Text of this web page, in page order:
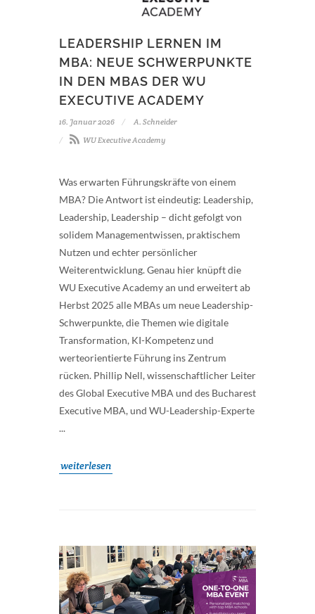
LEADERSHIP LERNEN IM
MBA: NEUE SCHWERPUNKTE
IN DEN MBAS DER WU
EXECUTIVE ACADEMY
16. Januar 2026
A. Schneider
WU Executive Academy
Was erwarten Führungskräfte von einem
MBA? Die Antwort ist eindeutig: Leadership,
Leadership, Leadership – dicht gefolgt von
solidem Managementwissen, praktischem
Nutzen und echter persönlicher
Weiterentwicklung. Genau hier knüpft die
WU Executive Academy an und erweitert ab
Herbst 2025 alle MBAs um neue Leadership-
Schwerpunkte, die Themen wie digitale
Transformation, KI-Kompetenz und
werteorientierte Führung ins Zentrum
rücken. Phillip Nell, wissenschaftlicher Leiter
des Global Executive MBA und des Bucharest
Executive MBA, und WU-Leadership-Experte
...
weiterlesen